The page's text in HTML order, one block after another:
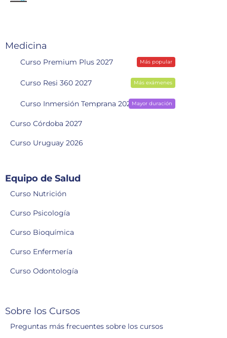
Medicina
Curso Premium Plus 2027 Más popular
Curso Resi 360 2027 Más exámenes
Curso Inmersión Temprana 2028Mayor duración
Curso Córdoba 2027
Curso Uruguay 2026
Equipo de Salud
Curso Nutrición
Curso Psicología
Curso Bioquímica
Curso Enfermería
Curso Odontología
Sobre los Cursos
Preguntas más frecuentes sobre los cursos